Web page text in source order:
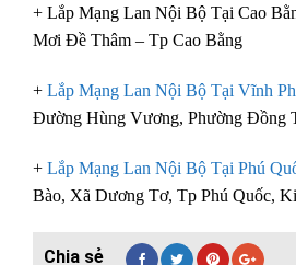
+ Lắp Mạng Lan Nội Bộ Tại Cao
Mơi Đề Thâm – Tp Cao Bằng
+ Lắp Mạng Lan Nội Bộ Tại Vĩnh
Đường Hùng Vương, Phường Đồng
+ Lắp Mạng Lan Nội Bộ Tại Phú
Bào, Xã Dương Tơ, Tp Phú Quốc,